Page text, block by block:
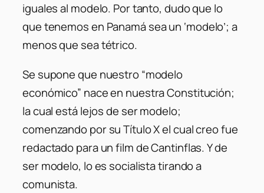
iguales al modelo. Por tanto, dudo que lo
que tenemos en Panamá sea un ‘modelo’; a
menos que sea tétrico.
Se supone que nuestro “modelo
económico” nace en nuestra Constitución;
la cual está lejos de ser modelo;
comenzando por su Título X el cual creo fue
redactado para un film de Cantinflas. Y de
ser modelo, lo es socialista tirando a
comunista.